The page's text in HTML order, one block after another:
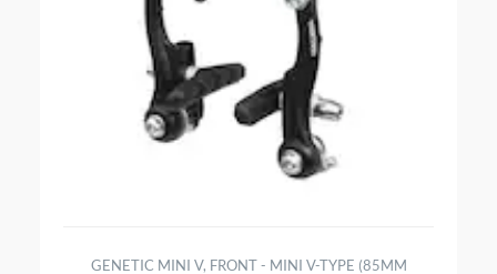
GENETIC MINI V, FRONT - MINI V-TYPE (85MM